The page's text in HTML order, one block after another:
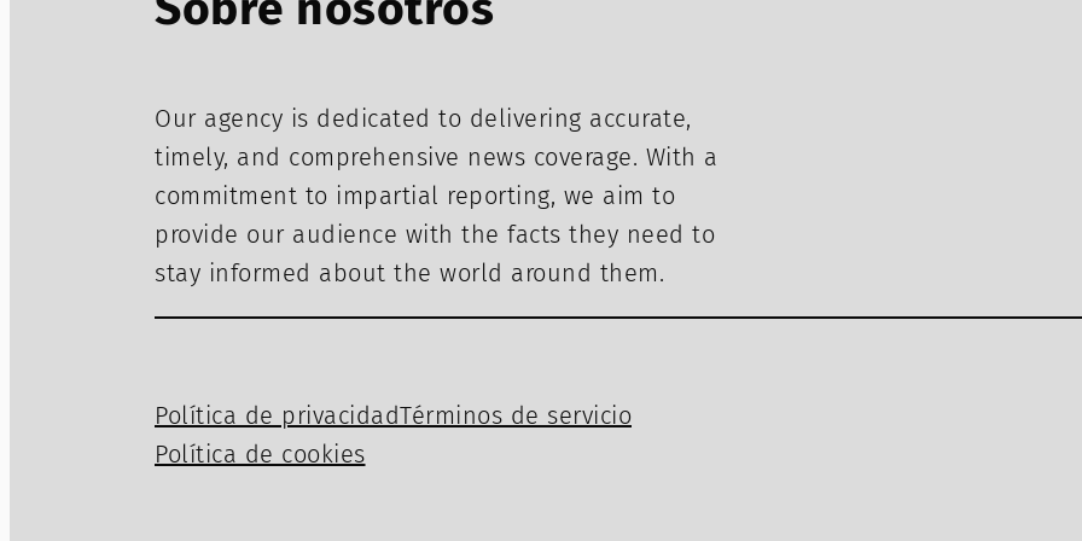
Our agency is dedicated to delivering accurate,
timely, and comprehensive news coverage. With a
commitment to impartial reporting, we aim to
provide our audience with the facts they need to
stay informed about the world around them.
Política de privacidadTérminos de servicio
Política de cookies